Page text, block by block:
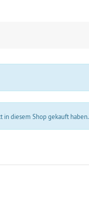
in diesem Shop gekauft haben.